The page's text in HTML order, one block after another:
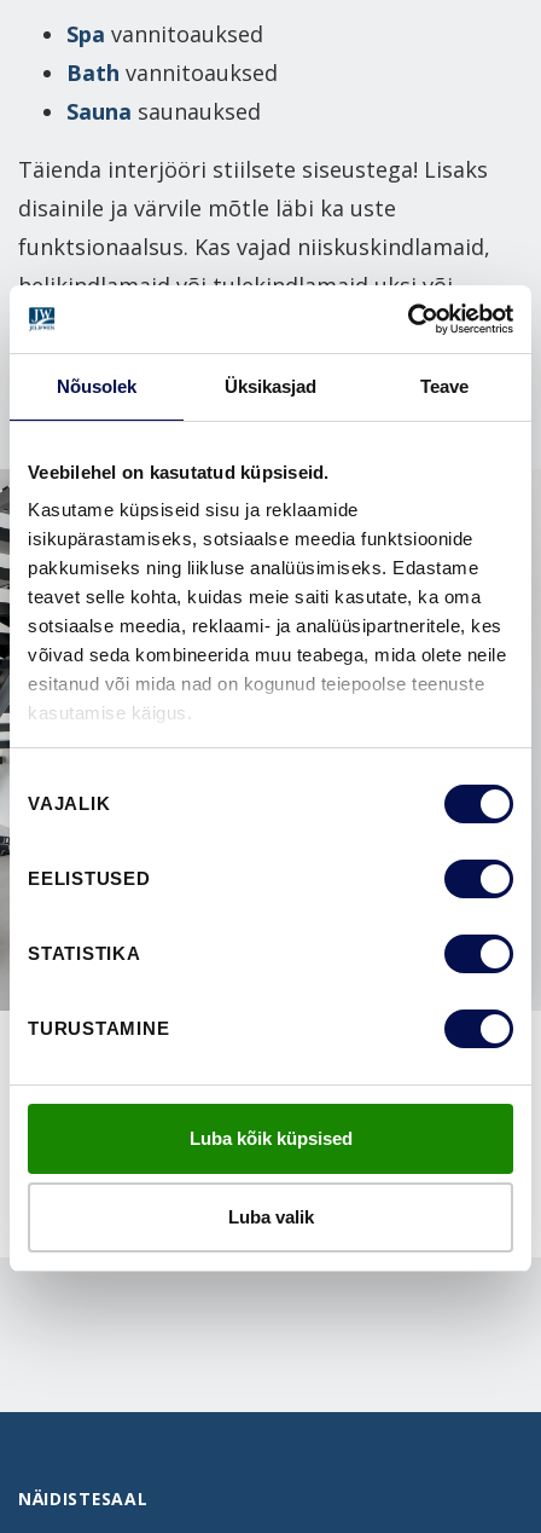
Nõusolek Üksikasjad Teave
Veebilehel on kasutatud küpsiseid.
Kasutame küpsiseid sisu ja reklaamide
isikupärastamiseks, sotsiaalse meedia funktsioonide
pakkumiseks ning liikluse analüüsimiseks. Edastame
teavet selle kohta, kuidas meie saiti kasutate, ka oma
sotsiaalse meedia, reklaami- ja analüüsipartneritele, kes
võivad seda kombineerida muu teabega, mida olete neile
esitanud või mida nad on kogunud teiepoolse teenuste
kasutamise käigus.
Nõusoleku
valik
VAJALIK
EELISTUSED
STATISTIKA
TURUSTAMINE
Luba kõik küpsised
Luba valik
Spa vannitoauksed
Bath vannitoauksed
Sauna saunauksed
Täienda interjööri stiilsete siseustega! Lisaks
disainile ja värvile mõtle läbi ka uste
funktsionaalsus. Kas vajad niiskuskindlamaid,
helikindlamaid või tulekindlamaid uksi või
hoopis praktilisemat ruumilahendust, mida
pakuvad lükanduksed?
NÄIDISTESAAL